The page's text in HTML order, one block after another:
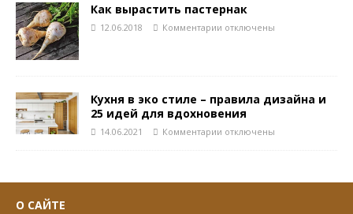
Как вырастить пастернак
12.06.2018 Комментарии отключены
Кухня в эко стиле – правила дизайна и
25 идей для вдохновения
14.06.2021 Комментарии отключены
О САЙТЕ